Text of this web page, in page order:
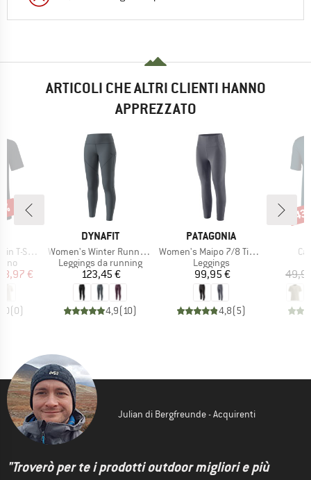
ARTICOLI CHE ALTRI CLIENTI HANNO
APPREZZATO
Neck S/S
ridotto
€
(0)
MARCHIO
DYNAFIT
Articolo
Women's Winter Running Tights
Gruppo di prodotti
Leggings da running
Prezzo
123,45 €
4,9( 10)
MARCHIO
PATAGONIA
Articolo
Women's Maipo 7/8 Tights
Gruppo di prodotti
Leggings
Prezzo
99,95 €
4,8(5)
Julian di Bergfreunde - Acquirenti
"Troverò per te i prodotti outdoor migliori e più